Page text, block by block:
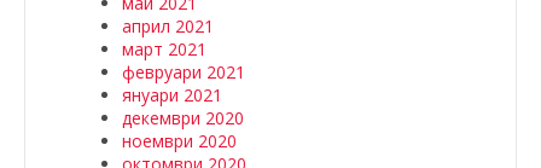
април 2021
март 2021
февруари 2021
януари 2021
декември 2020
ноември 2020